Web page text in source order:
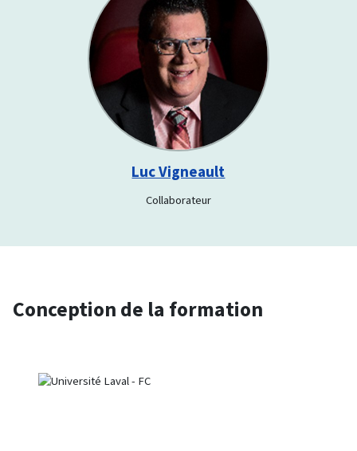
Luc Vigneault
Collaborateur
Conception de la formation